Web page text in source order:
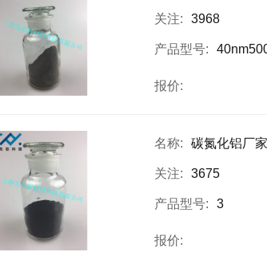
关注: 3968
产品型号:
报价:
名称: 碳氮化铝厂
关注: 3675
产品型号: 3
报价: